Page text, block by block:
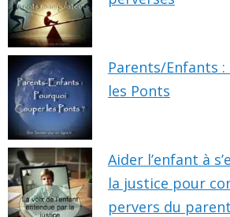
Parents/Enfants
les Ponts
Aider l’enfant à
la justice pour
pervers du